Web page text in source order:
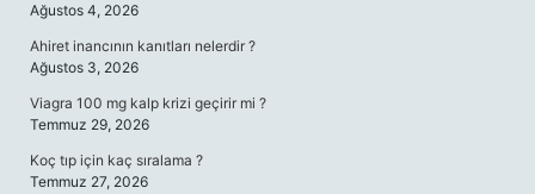
Ağustos 4, 2026
Ahiret inancının kanıtları nelerdir ?
Ağustos 3, 2026
Viagra 100 mg kalp krizi geçirir mi ?
Temmuz 29, 2026
Koç tıp için kaç sıralama ?
Temmuz 27, 2026